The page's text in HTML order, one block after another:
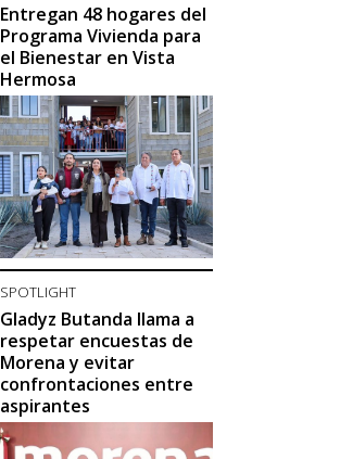
Entregan 48 hogares del
Programa Vivienda para
el Bienestar en Vista
Hermosa
SPOTLIGHT
Gladyz Butanda llama a
respetar encuestas de
Morena y evitar
confrontaciones entre
aspirantes